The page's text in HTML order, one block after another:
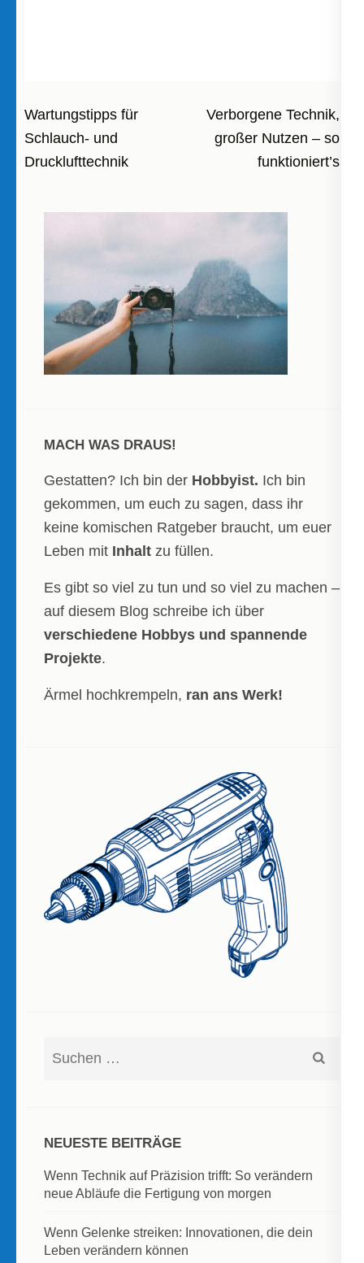
Beitragsnavigation
Wartungstipps für
Schlauch- und
Drucklufttechnik
Verborgene Technik,
großer Nutzen – so
funktioniert’s
MACH WAS DRAUS!
Gestatten? Ich bin der Hobbyist. Ich bin
gekommen, um euch zu sagen, dass ihr
keine komischen Ratgeber braucht, um euer
Leben mit Inhalt zu füllen.
Es gibt so viel zu tun und so viel zu machen –
auf diesem Blog schreibe ich über
verschiedene Hobbys und spannende
Projekte.
Ärmel hochkrempeln, ran ans Werk!
NEUESTE BEITRÄGE
Wenn Technik auf Präzision trifft: So verändern
neue Abläufe die Fertigung von morgen
Wenn Gelenke streiken: Innovationen, die dein
Leben verändern können